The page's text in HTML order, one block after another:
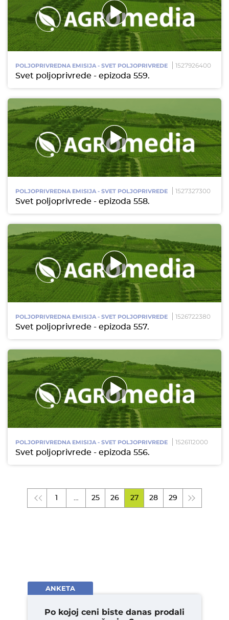
POLJOPRIVREDNA EMISIJA - SVET POLJOPRIVREDE 1527926400
Svet poljoprivrede - epizoda 559.
POLJOPRIVREDNA EMISIJA - SVET POLJOPRIVREDE 1527327300
Svet poljoprivrede - epizoda 558.
POLJOPRIVREDNA EMISIJA - SVET POLJOPRIVREDE 1526722380
Svet poljoprivrede - epizoda 557.
POLJOPRIVREDNA EMISIJA - SVET POLJOPRIVREDE 1526112000
Svet poljoprivrede - epizoda 556.
1 … 25 26 27 28 29
ANKETA
Po kojoj ceni biste danas prodali